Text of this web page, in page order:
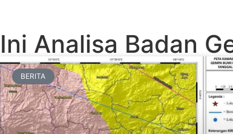
Ini Analisa Badan
BERITA